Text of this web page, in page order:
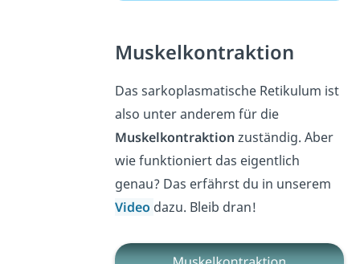
Muskelkontraktion
Das sarkoplasmatische Retikulum ist
also unter anderem für die
Muskelkontraktion zuständig. Aber
wie funktioniert das eigentlich
genau? Das erfährst du in unserem
Video dazu. Bleib dran!